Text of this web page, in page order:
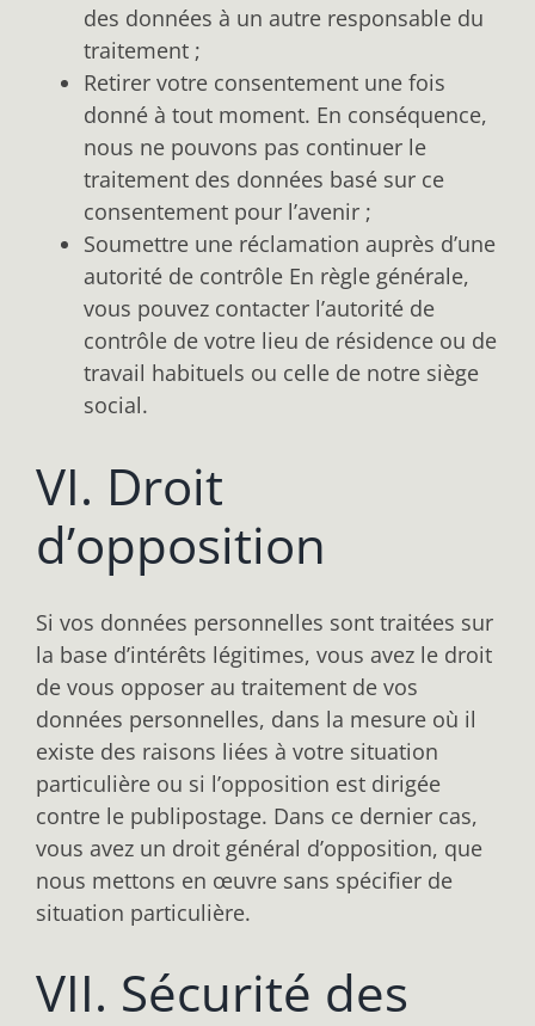
des données à un autre responsable du
traitement ;
Retirer votre consentement une fois
donné à tout moment. En conséquence,
nous ne pouvons pas continuer le
traitement des données basé sur ce
consentement pour l’avenir ;
Soumettre une réclamation auprès d’une
autorité de contrôle En règle générale,
vous pouvez contacter l’autorité de
contrôle de votre lieu de résidence ou de
travail habituels ou celle de notre siège
social.
VI. Droit
d’opposition
Si vos données personnelles sont traitées sur
la base d’intérêts légitimes, vous avez le droit
de vous opposer au traitement de vos
données personnelles, dans la mesure où il
existe des raisons liées à votre situation
particulière ou si l’opposition est dirigée
contre le publipostage. Dans ce dernier cas,
vous avez un droit général d’opposition, que
nous mettons en œuvre sans spécifier de
situation particulière.
VII. Sécurité des